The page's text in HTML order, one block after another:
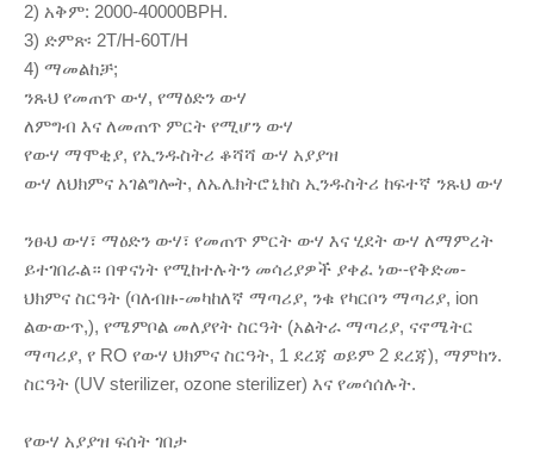
2) አቅም: 2000-40000BPH.
3) ድምጽ፡ 2T/H-60T/H
4) ማመልከቻ;
ንጹህ የመጠጥ ውሃ, የማዕድን ውሃ
ለምግብ እና ለመጠጥ ምርት የሚሆን ውሃ
የውሃ ማሞቂያ, የኢንዱስትሪ ቆሻሻ ውሃ አያያዝ
ውሃ ለህክምና አገልግሎት, ለኤሌክትሮኒክስ ኢንዱስትሪ ከፍተኛ ንጹህ ውሃ
ንፁህ ውሃ፣ ማዕድን ውሃ፣ የመጠጥ ምርት ውሃ እና ሂደት ውሃ ለማምረት
ይተገበራል። በዋናነት የሚከተሉትን መሳሪያዎች ያቀፈ ነው-የቅድመ-
ህክምና ስርዓት (ባለብዙ-መካከለኛ ማጣሪያ, ንቁ የካርቦን ማጣሪያ, ion
ልውውጥ,), የሜምቦል መለያየት ስርዓት (አልትራ ማጣሪያ, ናኖሜትር
ማጣሪያ, የ RO የውሃ ህክምና ስርዓት, 1 ደረጃ ወይም 2 ደረጃ), ማምከን.
ስርዓት (UV sterilizer, ozone sterilizer) እና የመሳሰሉት.
የውሃ አያያዝ ፍሰት ገበታ